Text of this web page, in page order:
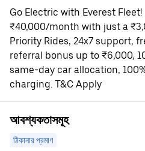
Go Electric with Everest
₹40,000/month with just a
Priority Rides, 24x7 support,
referral bonus up to ₹6,000,
same-day car allocation,
charging. T&C Apply
আবশ্যকতাসমূহ
ঠিকানার প্রমাণ